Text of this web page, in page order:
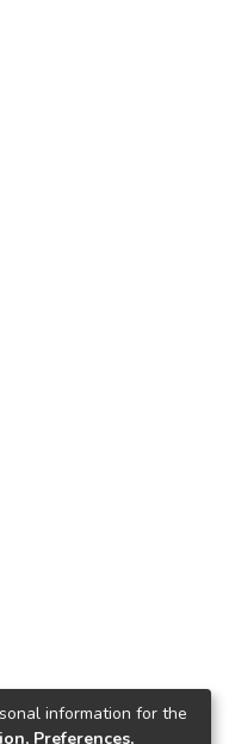
information for the
Preferences,